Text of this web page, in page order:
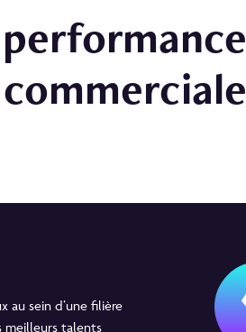
commerciale
au sein d’une filière
meilleurs talents